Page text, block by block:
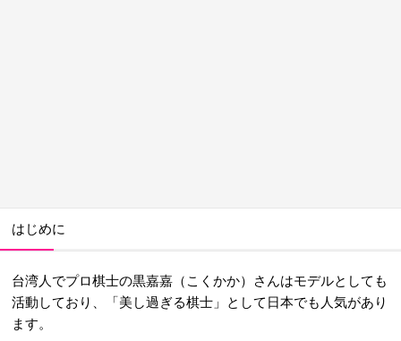
はじめに
台湾人でプロ棋士の黒嘉嘉（こくかか）さんはモデルとしても
活動しており、「美し過ぎる棋士」として日本でも人気があり
ます。